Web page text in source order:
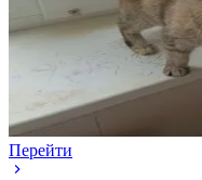
Перейти